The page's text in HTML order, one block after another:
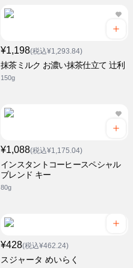
¥1,198(税込¥1,293.84)
抹茶ミルク お濃い抹茶仕立て 辻利
150g
¥1,088(税込¥1,175.04)
インスタントコーヒースペシャル
ブレンド キー
80g
¥428(税込¥462.24)
スジャータ めいらく